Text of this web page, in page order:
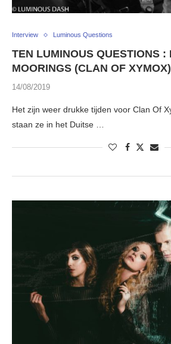
Interview Luminous Questions
TEN LUMINOUS QUESTIONS :
MOORINGS (CLAN OF XYMOX)
14/08/2019
Het zijn weer drukke tijden voor Clan Of
staan ze in het Duitse …